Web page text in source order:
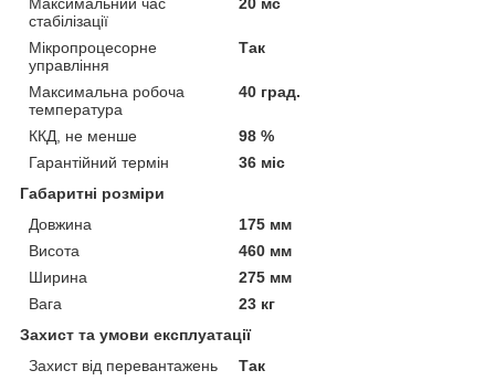
стабілізації
Мікропроцесорне
управління
Так
Максимальна робоча
температура
40 град.
ККД, не менше
98 %
Гарантійний термін
36 міс
Габаритні розміри
Довжина
175 мм
Висота
460 мм
Ширина
275 мм
Вага
23 кг
Захист та умови експлуатації
Захист від перевантажень
Так